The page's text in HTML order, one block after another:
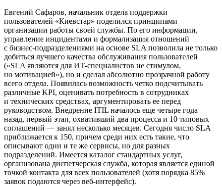
Евгений Сафаров, начальник отдела поддержки
пользователей «Киевстар» поделился принципами
организации работы своей службы. По его информации,
управление инцидентами и формализация отношений
с бизнес-подразделениями на основе SLA позволила не только
добиться лучшего качества обслуживания пользователей
(«SLA являются для ИТ-специалистов не стимулом,
но мотивацией»), но и сделал абсолютно прозрачной работу
всего отдела. Появилась возможность четко подсчитывать
различные KPI, оценивать потребность в сотрудниках
и технических средствах, аргументировать ее перед
руководством. Внедрение ITIL началось еще четыре года
назад, первый этап, охвативший два процесса и 10 типовых
соглашений — занял несколько месяцев. Сегодня число SLA
приближается к 150, причем среди них есть такие, что
описывают одни и те же сервисы, но для разных
подразделений. Имеется каталог стандартных услуг,
организована диспетчерская служба, которая является единой
точкой контакта для всех пользователей (хотя порядка 85%
заявок подаются через веб-интерфейс).